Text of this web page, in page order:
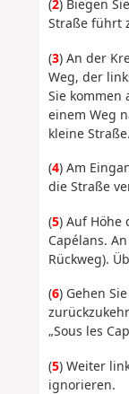
(2) Biegen
Straße führt
(3) An der
Weg, der
Sie kommen
einem Weg
kleine Straße.
(4) Am
die Straße
(5) Auf Höhe
Capélans.
Rückweg).
(6) Gehen
„Sous les
(5) Weiter
ignorieren.